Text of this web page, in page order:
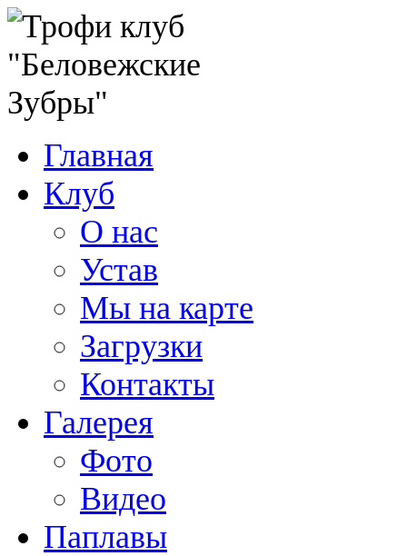
Главная
Клуб
О нас
Устав
Мы на карте
Загрузки
Контакты
Галерея
Фото
Видео
Паплавы